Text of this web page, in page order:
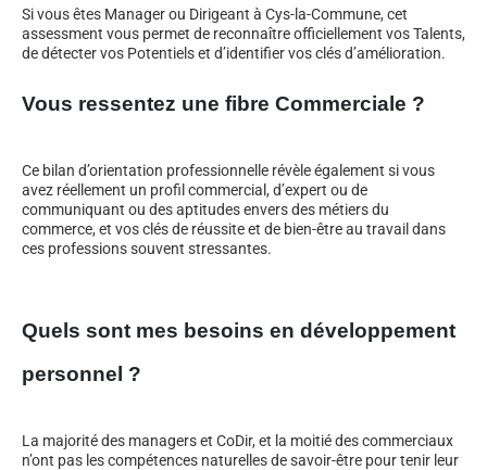
Si vous êtes Manager ou Dirigeant à Cys-la-Commune, cet
assessment vous permet de reconnaître officiellement vos Talents,
de détecter vos Potentiels et d’identifier vos clés d’amélioration.
Vous ressentez une fibre Commerciale ?
Ce bilan d’orientation professionnelle révèle également si vous
avez réellement un profil commercial, d’expert ou de
communiquant ou des aptitudes envers des métiers du
commerce, et vos clés de réussite et de bien-être au travail dans
ces professions souvent stressantes.
Quels sont mes besoins en développement
personnel ?
La majorité des managers et CoDir, et la moitié des commerciaux
n’ont pas les compétences naturelles de savoir-être pour tenir leur